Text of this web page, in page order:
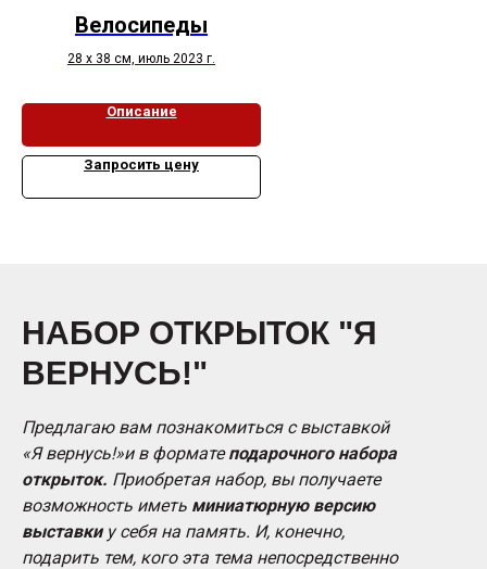
Велосипеды
28 х 38 см, июль 2023 г.
Описание
Запросить цену
НАБОР ОТКРЫТОК "Я
ВЕРНУСЬ!"
Предлагаю вам познакомиться с выставкой
«Я вернусь!»и в форматеподарочного набора
открыток. Приобретая набор, вы получаете
возможность иметь миниатюрную версию
выставкиу себя на память. И, конечно,
подарить тем, кого эта тема непосредственно